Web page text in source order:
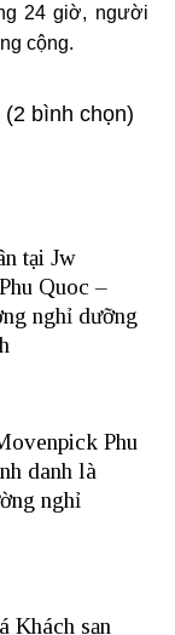
24 giờ, người
cộng.
(2 bình chọn)
tại Jw
Quoc –
nghỉ dưỡng
Phu
danh là
nghỉ
Khách sạn